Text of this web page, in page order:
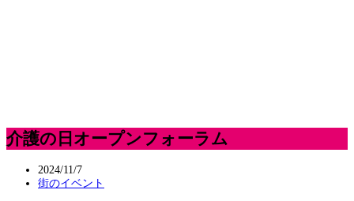
介護の日オープンフォーラム
2024/11/7
街のイベント